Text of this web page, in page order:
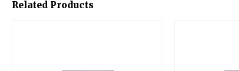
Related Products